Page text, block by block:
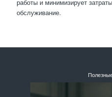
работы и минимизирует
обслуживание.